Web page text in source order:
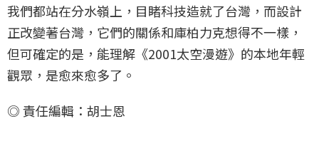
我們都站在分水嶺上，目睹科技造就了台灣，而設計
正改變著台灣，它們的關係和庫柏力克想得不一樣，
但可確定的是，能理解《2001太空漫遊》的本地年輕
觀眾，是愈來愈多了。
◎ 責任編輯：胡士恩